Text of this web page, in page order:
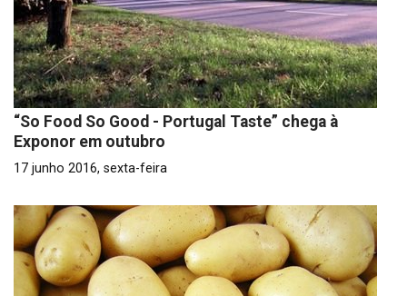
“So Food So Good - Portugal Taste” chega à
Exponor em outubro
17 junho 2016, sexta-feira